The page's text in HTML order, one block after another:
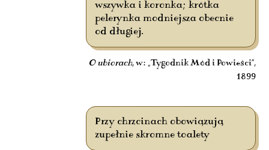
wszywka i koronka; krótka
pelerynka modniejsza obecnie
od długiej.
O ubiorach, w: „Tygodnik Mód i Powieści”,
1899
Przy chrzcinach obowiązują
zupełnie skromne toalety